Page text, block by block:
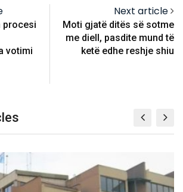
procesi
votimi
Next article
Moti gjatë ditës së sotme
me diell, pasdite mund të
ketë edhe reshje shiu